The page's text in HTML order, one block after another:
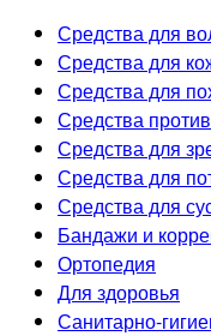
Средства для
Средства для
Средства для
Средства
Средства для
Средства для
Средства для
Бандажи и
Ортопедия
Для здоровья
Санитарно-